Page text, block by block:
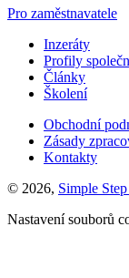
Pro zaměstnavatele
Inzeráty
Profily
Články
Školení
Obchodní
Zásady
Kontakty
© 2026, Simple
Nastavení souborů